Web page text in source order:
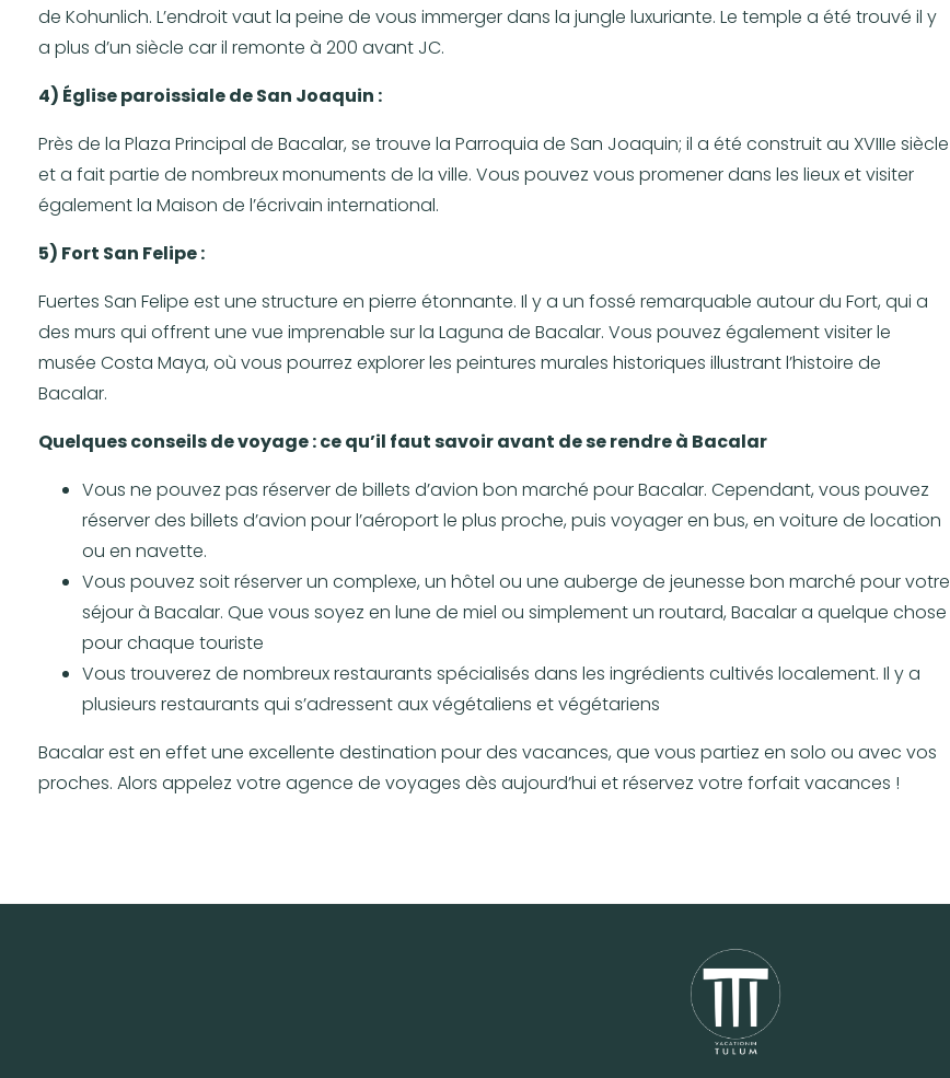
de Kohunlich. L’endroit vaut la peine de vous immerger dans la jungle luxuriante. Le temple a été trouvé il y
a plus d’un siècle car il remonte à 200 avant JC.
4) Église paroissiale de San Joaquin :
Près de la Plaza Principal de Bacalar, se trouve la Parroquia de San Joaquin; il a été construit au XVIIIe siècle
et a fait partie de nombreux monuments de la ville. Vous pouvez vous promener dans les lieux et visiter
également la Maison de l’écrivain international.
5) Fort San Felipe :
Fuertes San Felipe est une structure en pierre étonnante. Il y a un fossé remarquable autour du Fort, qui a
des murs qui offrent une vue imprenable sur la Laguna de Bacalar. Vous pouvez également visiter le
musée Costa Maya, où vous pourrez explorer les peintures murales historiques illustrant l’histoire de
Bacalar.
Quelques conseils de voyage : ce qu’il faut savoir avant de se rendre à Bacalar
Vous ne pouvez pas réserver de billets d’avion bon marché pour Bacalar. Cependant, vous pouvez
réserver des billets d’avion pour l’aéroport le plus proche, puis voyager en bus, en voiture de location
ou en navette.
Vous pouvez soit réserver un complexe, un hôtel ou une auberge de jeunesse bon marché pour votre
séjour à Bacalar. Que vous soyez en lune de miel ou simplement un routard, Bacalar a quelque chose
pour chaque touriste
Vous trouverez de nombreux restaurants spécialisés dans les ingrédients cultivés localement. Il y a
plusieurs restaurants qui s’adressent aux végétaliens et végétariens
Bacalar est en effet une excellente destination pour des vacances, que vous partiez en solo ou avec vos
proches. Alors appelez votre agence de voyages dès aujourd’hui et réservez votre forfait vacances !